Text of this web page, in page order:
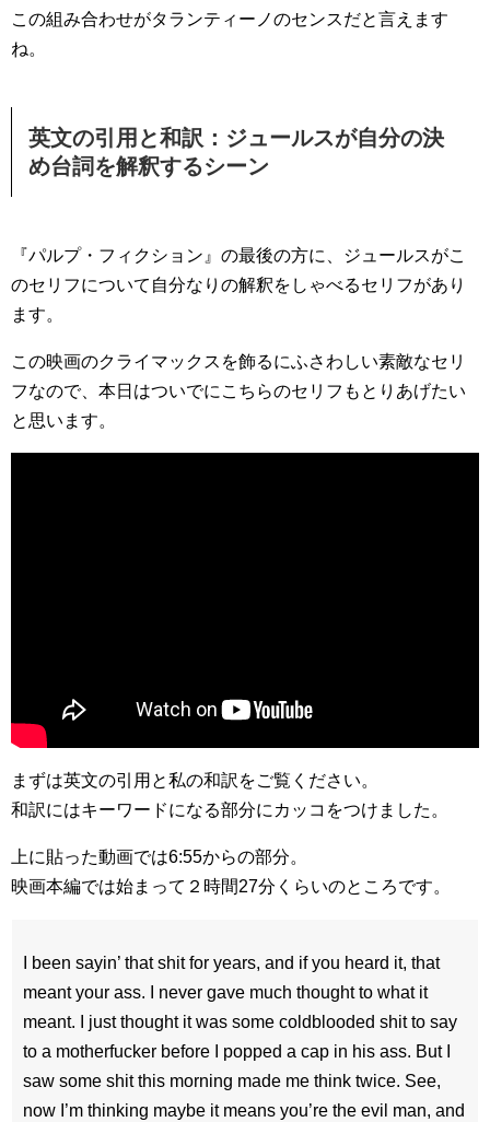
この組み合わせがタランティーノのセンスだと言えます
ね。
英文の引用と和訳：ジュールスが自分の決
め台詞を解釈するシーン
『パルプ・フィクション』の最後の方に、ジュールスがこ
のセリフについて自分なりの解釈をしゃべるセリフがあり
ます。
この映画のクライマックスを飾るにふさわしい素敵なセリ
フなので、本日はついでにこちらのセリフもとりあげたい
と思います。
まずは英文の引用と私の和訳をご覧ください。
和訳にはキーワードになる部分にカッコをつけました。
上に貼った動画では6:55からの部分。
映画本編では始まって２時間27分くらいのところです。
I been sayin’ that shit for years, and if you heard it, that
meant your ass. I never gave much thought to what it
meant. I just thought it was some coldblooded shit to say
to a motherfucker before I popped a cap in his ass. But I
saw some shit this morning made me think twice. See,
now I’m thinking maybe it means you’re the evil man, and